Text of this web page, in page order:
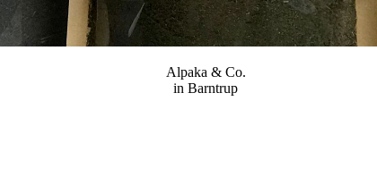
Alpaka & Co.
in Barntrup